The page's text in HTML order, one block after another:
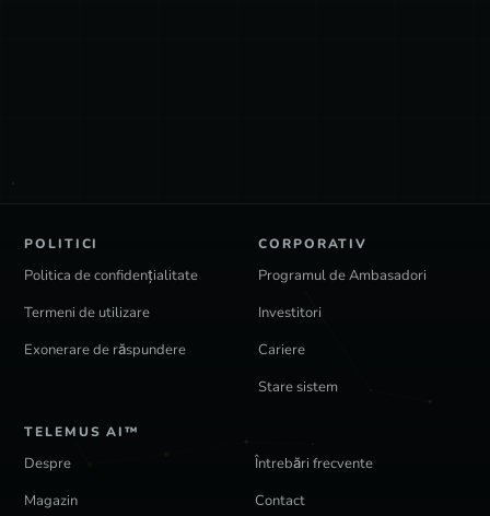
POLITICI
Politica de confidențialitate
Termeni de utilizare
Exonerare de răspundere
CORPORATIV
Programul de Ambasadori
Investitori
Cariere
Stare sistem
TELEMUS AI™
Despre
Întrebări frecvente
Magazin
Contact